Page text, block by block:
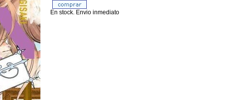
En stock. Envio inmediato